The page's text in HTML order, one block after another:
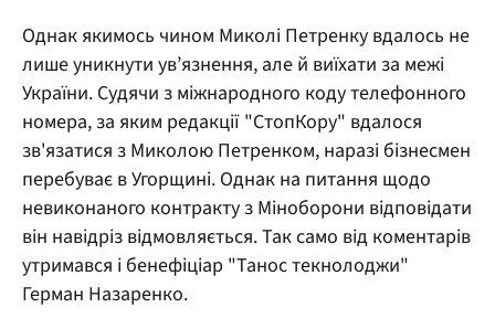
Однак якимось чином Миколі Петренку вдалось не
лише уникнути ув’язнення, але й виїхати за межі
України. Судячи з міжнародного коду телефонного
номера, за яким редакції "СтопКору" вдалося
зв'язатися з Миколою Петренком, наразі бізнесмен
перебуває в Угорщині. Однак на питання щодо
невиконаного контракту з Міноборони відповідати
він навідріз відмовляється. Так само від коментарів
утримався і бенефіціар "Танос текнолоджи"
Герман Назаренко.